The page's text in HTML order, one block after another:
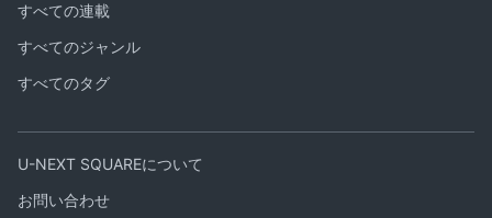
すべての連載
すべてのジャンル
すべてのタグ
U-NEXT SQUAREについて
お問い合わせ